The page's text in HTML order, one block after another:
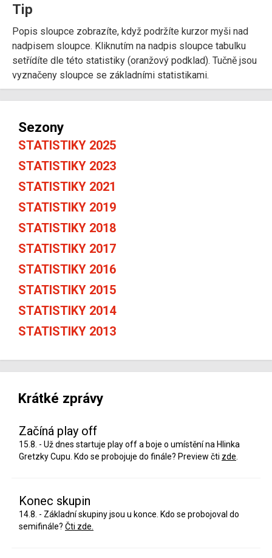
Tip
Popis sloupce zobrazíte, když podržíte kurzor myši nad
nadpisem sloupce. Kliknutím na nadpis sloupce tabulku
setřídíte dle této statistiky (oranžový podklad). Tučně jsou
vyznačeny sloupce se základními statistikami.
Sezony
STATISTIKY 2025
STATISTIKY 2023
STATISTIKY 2021
STATISTIKY 2019
STATISTIKY 2018
STATISTIKY 2017
STATISTIKY 2016
STATISTIKY 2015
STATISTIKY 2014
STATISTIKY 2013
Krátké zprávy
Začíná play off
15.8. - Už dnes startuje play off a boje o umístění na Hlinka
Gretzky Cupu. Kdo se probojuje do finále? Preview čti zde
Konec skupin
14.8. - Základní skupiny jsou u konce. Kdo se probojoval do
semifinále? Čti zde.